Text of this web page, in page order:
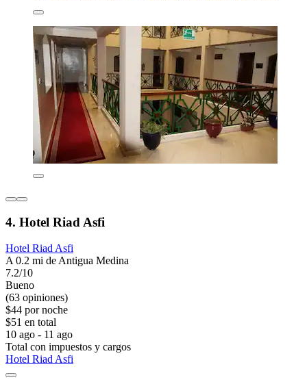
4. Hotel Riad Asfi
Hotel Riad Asfi
A 0.2 mi de Antigua Medina
7.2/10
Bueno
(63 opiniones)
$44 por noche
$51 en total
10 ago - 11 ago
Total con impuestos y cargos
Hotel Riad Asfi